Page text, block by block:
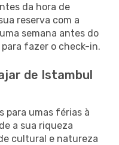
da hora de
reserva com a
semana antes do
fazer o check-in.
de Istambul
para umas férias à
a sua riqueza
cultural e natureza